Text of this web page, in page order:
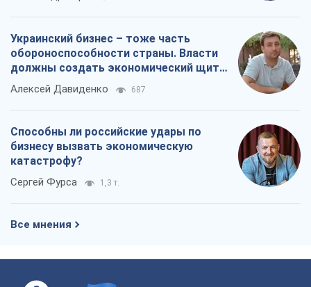
Украинский бизнес – тоже часть
обороноспособности страны. Власти
должны создать экономический щит
для компаний
Алексей Давиденко 687
Способны ли российские удары по
бизнесу вызвать экономическую
катастрофу?
Сергей Фурса 1,3 т.
Все мнения